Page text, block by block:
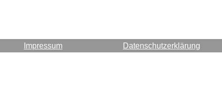
Impressum Datenschutzerklärung